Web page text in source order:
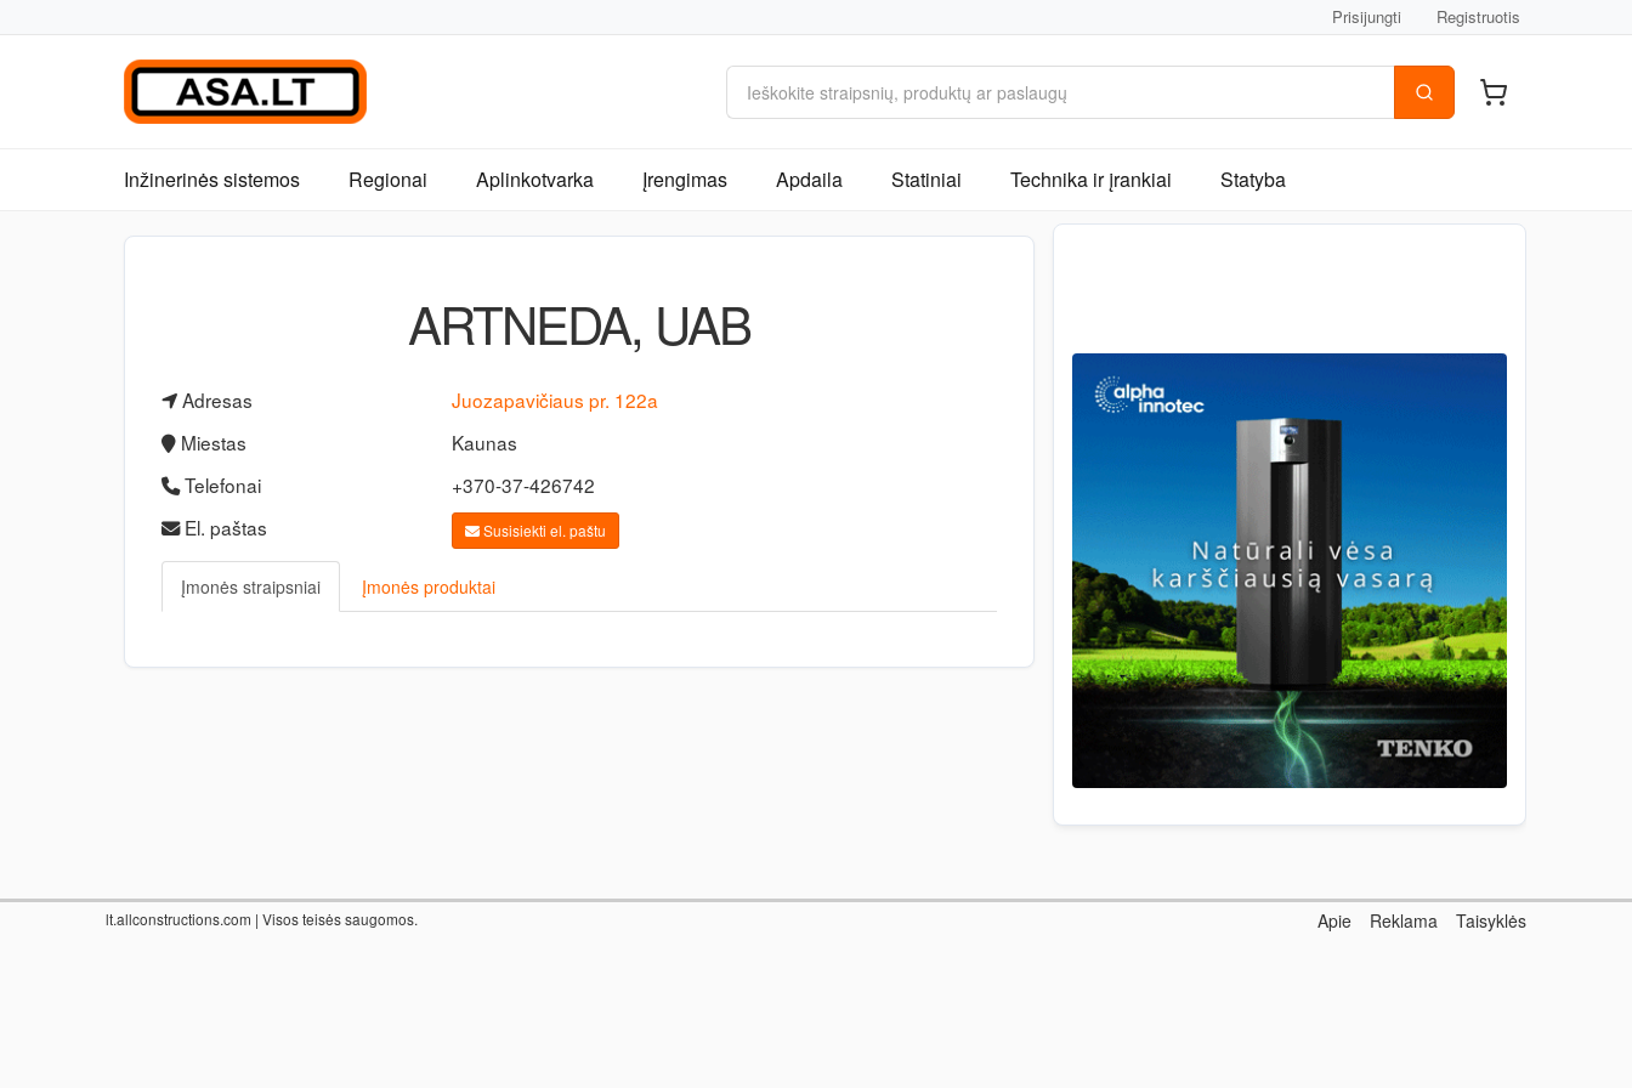
Prisijungti Registruotis
Inžinerinės sistemos Regionai Aplinkotvarka Įrengimas Apdaila Statiniai Technika ir įrankiai Statyba
ARTNEDA, UAB
Adresas
Juozapavičiaus pr. 122a
Miestas
Kaunas
Telefonai
+370-37-426742
El. paštas
Susisiekti el. paštu
Įmonės straipsniai Įmonės produktai
lt.allconstructions.com | Visos teisės saugomos. Apie Reklama Taisyklės